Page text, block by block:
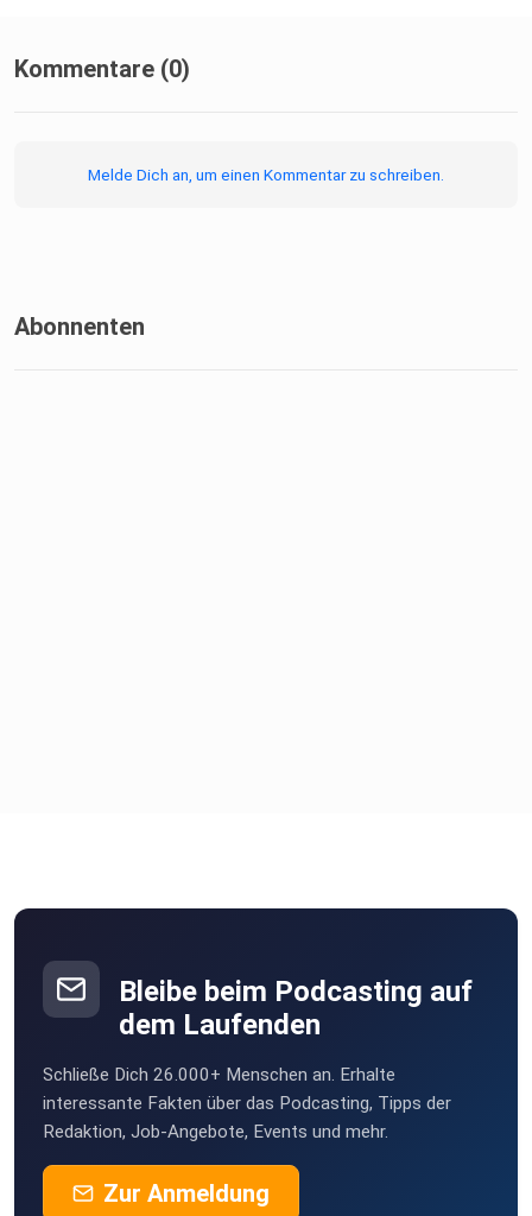
Kommentare (0)
Melde Dich an, um einen Kommentar zu schreiben.
Abonnenten
Bleibe beim Podcasting auf
dem Laufenden
Schließe Dich 26.000+ Menschen an. Erhalte
interessante Fakten über das Podcasting, Tipps der
Redaktion, Job-Angebote, Events und mehr.
Zur Anmeldung